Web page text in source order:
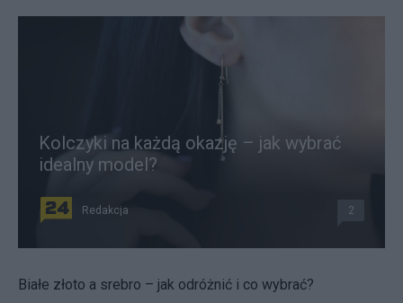
Kolczyki na każdą okazję – jak wybrać
idealny model?
Redakcja 2
Białe złoto a srebro – jak odróżnić i co wybrać?